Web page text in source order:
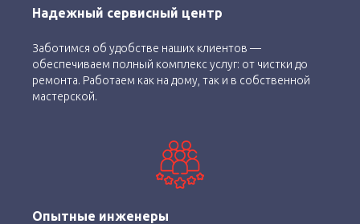
Надежный сервисный центр
Заботимся об удобстве наших клиентов —
обеспечиваем полный комплекс услуг: от чистки до
ремонта. Работаем как на дому, так и в собственной
мастерской.
Опытные инженеры